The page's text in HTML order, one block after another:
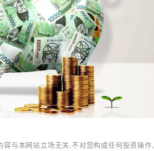
与本网站立场无关,不对您构成任何投资操作,